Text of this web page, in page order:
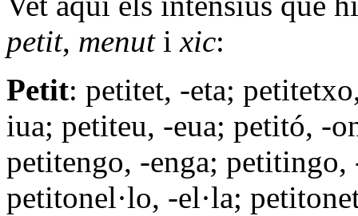
petit, menutixic:
Petit: petitet, -eta;
iua; petiteu, -eua; petitó, -
petitengo, -enga;
petitonel·lo, -el·la;